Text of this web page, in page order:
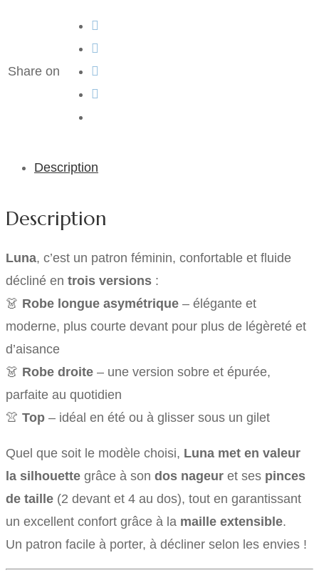
Share on
Description
Description
Luna, c’est un patron féminin, confortable et fluide
décliné en trois versions :
👗 Robe longue asymétrique – élégante et
moderne, plus courte devant pour plus de légèreté et
d’aisance
👗 Robe droite – une version sobre et épurée,
parfaite au quotidien
👚 Top – idéal en été ou à glisser sous un gilet
Quel que soit le modèle choisi, Luna met en valeur
la silhouette grâce à son dos nageur et ses pinces
de taille (2 devant et 4 au dos), tout en garantissant
un excellent confort grâce à la maille extensible.
Un patron facile à porter, à décliner selon les envies !